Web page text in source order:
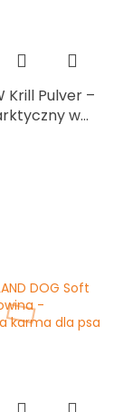
Krill Pulver –
w